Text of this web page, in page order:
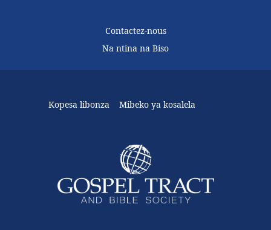
Contactez-nous
Na ntina na Biso
Kopesa libonza Mibeko ya kosalela